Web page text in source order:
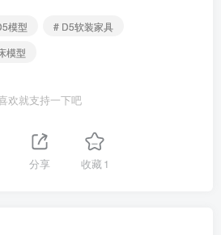
模型
# D5软装家具
模型
欢就支持一下吧
分享 收藏1